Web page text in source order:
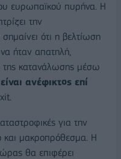
ευρωπαϊκού πυρήνα. Η
την
ότι η βελτίωση
ήταν απατηλή,
της κατανάλωσης μέσω
ανέφικτος επί
για την
μακροπρόθεσμα. Η
θα επιφέρει